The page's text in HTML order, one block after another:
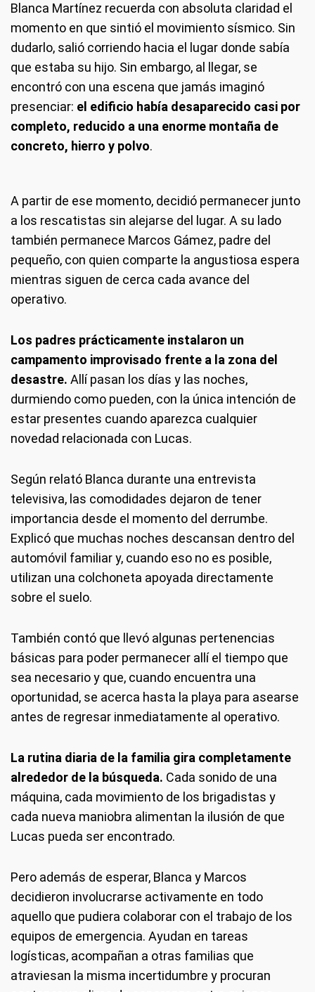
Blanca Martínez recuerda con absoluta claridad el
momento en que sintió el movimiento sísmico. Sin
dudarlo, salió corriendo hacia el lugar donde sabía
que estaba su hijo. Sin embargo, al llegar, se
encontró con una escena que jamás imaginó
presenciar: el edificio había desaparecido casi por
completo, reducido a una enorme montaña de
concreto, hierro y polvo.
A partir de ese momento, decidió permanecer junto
a los rescatistas sin alejarse del lugar. A su lado
también permanece Marcos Gámez, padre del
pequeño, con quien comparte la angustiosa espera
mientras siguen de cerca cada avance del
operativo.
Los padres prácticamente instalaron un
campamento improvisado frente a la zona del
desastre. Allí pasan los días y las noches,
durmiendo como pueden, con la única intención de
estar presentes cuando aparezca cualquier
novedad relacionada con Lucas.
Según relató Blanca durante una entrevista
televisiva, las comodidades dejaron de tener
importancia desde el momento del derrumbe.
Explicó que muchas noches descansan dentro del
automóvil familiar y, cuando eso no es posible,
utilizan una colchoneta apoyada directamente
sobre el suelo.
También contó que llevó algunas pertenencias
básicas para poder permanecer allí el tiempo que
sea necesario y que, cuando encuentra una
oportunidad, se acerca hasta la playa para asearse
antes de regresar inmediatamente al operativo.
La rutina diaria de la familia gira completamente
alrededor de la búsqueda. Cada sonido de una
máquina, cada movimiento de los brigadistas y
cada nueva maniobra alimentan la ilusión de que
Lucas pueda ser encontrado.
Pero además de esperar, Blanca y Marcos
decidieron involucrarse activamente en todo
aquello que pudiera colaborar con el trabajo de los
equipos de emergencia. Ayudan en tareas
logísticas, acompañan a otras familias que
atraviesan la misma incertidumbre y procuran